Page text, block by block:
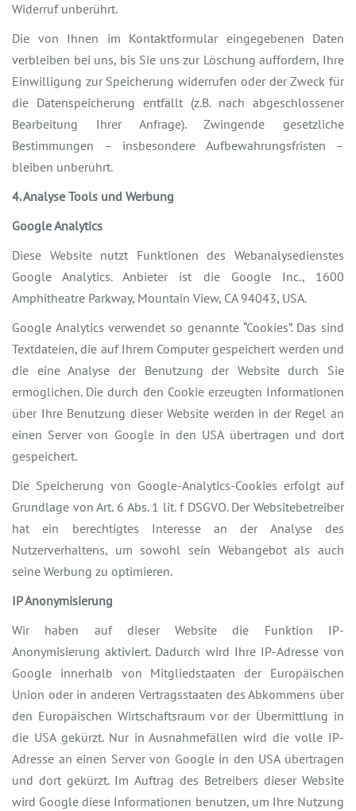
Widerruf unberührt.
Die von Ihnen im Kontaktformular eingegebenen Daten
verbleiben bei uns, bis Sie uns zur Löschung auffordern, Ihre
Einwilligung zur Speicherung widerrufen oder der Zweck für
die Datenspeicherung entfällt (z.B. nach abgeschlossener
Bearbeitung Ihrer Anfrage). Zwingende gesetzliche
Bestimmungen – insbesondere Aufbewahrungsfristen –
bleiben unberührt.
4. Analyse Tools und Werbung
Google Analytics
Diese Website nutzt Funktionen des Webanalysedienstes
Google Analytics. Anbieter ist die Google Inc., 1600
Amphitheatre Parkway, Mountain View, CA 94043, USA.
Google Analytics verwendet so genannte “Cookies”. Das sind
Textdateien, die auf Ihrem Computer gespeichert werden und
die eine Analyse der Benutzung der Website durch Sie
ermöglichen. Die durch den Cookie erzeugten Informationen
über Ihre Benutzung dieser Website werden in der Regel an
einen Server von Google in den USA übertragen und dort
gespeichert.
Die Speicherung von Google-Analytics-Cookies erfolgt auf
Grundlage von Art. 6 Abs. 1 lit. f DSGVO. Der Websitebetreiber
hat ein berechtigtes Interesse an der Analyse des
Nutzerverhaltens, um sowohl sein Webangebot als auch
seine Werbung zu optimieren.
IP Anonymisierung
Wir haben auf dieser Website die Funktion IP-
Anonymisierung aktiviert. Dadurch wird Ihre IP-Adresse von
Google innerhalb von Mitgliedstaaten der Europäischen
Union oder in anderen Vertragsstaaten des Abkommens über
den Europäischen Wirtschaftsraum vor der Übermittlung in
die USA gekürzt. Nur in Ausnahmefällen wird die volle IP-
Adresse an einen Server von Google in den USA übertragen
und dort gekürzt. Im Auftrag des Betreibers dieser Website
wird Google diese Informationen benutzen, um Ihre Nutzung